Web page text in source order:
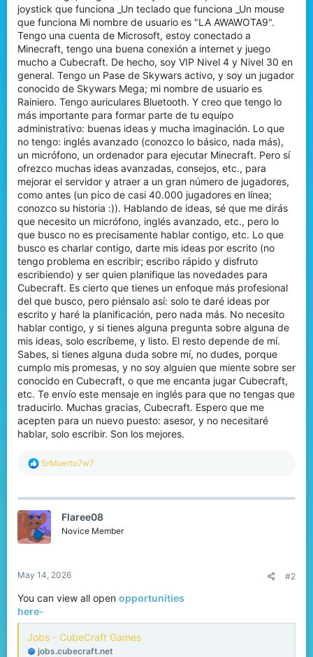
joystick que funciona _Un teclado que funciona _Un mouse
que funciona Mi nombre de usuario es "LA AWAWOTA9".
Tengo una cuenta de Microsoft, estoy conectado a
Minecraft, tengo una buena conexión a internet y juego
mucho a Cubecraft. De hecho, soy VIP Nivel 4 y Nivel 30 en
general. Tengo un Pase de Skywars activo, y soy un jugador
conocido de Skywars Mega; mi nombre de usuario es
Rainiero. Tengo auriculares Bluetooth. Y creo que tengo lo
más importante para formar parte de tu equipo
administrativo: buenas ideas y mucha imaginación. Lo que
no tengo: inglés avanzado (conozco lo básico, nada más),
un micrófono, un ordenador para ejecutar Minecraft. Pero sí
ofrezco muchas ideas avanzadas, consejos, etc., para
mejorar el servidor y atraer a un gran número de jugadores,
como antes (un pico de casi 40.000 jugadores en línea;
conozco su historia :)). Hablando de ideas, sé que me dirás
que necesito un micrófono, inglés avanzado, etc., pero lo
que busco no es precisamente hablar contigo, etc. Lo que
busco es charlar contigo, darte mis ideas por escrito (no
tengo problema en escribir; escribo rápido y disfruto
escribiendo) y ser quien planifique las novedades para
Cubecraft. Es cierto que tienes un enfoque más profesional
del que busco, pero piénsalo así: solo te daré ideas por
escrito y haré la planificación, pero nada más. No necesito
hablar contigo, y si tienes alguna pregunta sobre alguna de
mis ideas, solo escríbeme, y listo. El resto depende de mí.
Sabes, si tienes alguna duda sobre mí, no dudes, porque
cumplo mis promesas, y no soy alguien que miente sobre ser
conocido en Cubecraft, o que me encanta jugar Cubecraft,
etc. Te envío este mensaje en inglés para que no tengas que
traducirlo. Muchas gracias, Cubecraft. Espero que me
acepten para un nuevo puesto: asesor, y no necesitaré
hablar, solo escribir. Son los mejores.
R
c
i
o
n
SrMuerto7w7
Flaree08
Novice Member
May 14, 2026 #2
You can view all open opportunities
here-
Jobs - CubeCraft Games
jobs.cubecraft.net